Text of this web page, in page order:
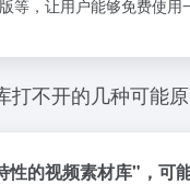
等，让用户能够免费使
不开的几种可能
的视频素材库"，可